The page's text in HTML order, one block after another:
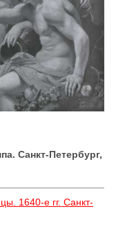
Санкт-Петербург,
1640-е гг. Санкт-